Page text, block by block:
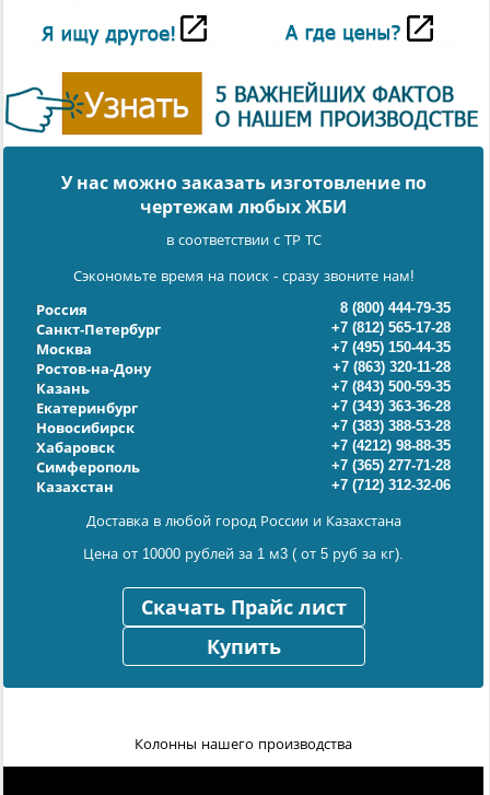
У нас можно заказать изготовление по
чертежам любых ЖБИ
в соответствии с ТР ТС
Сэкономьте время на поиск - сразу звоните нам!
Россия
8 (800) 444-79-35
Санкт-Петербург
+7 (812) 565-17-28
Москва
+7 (495) 150-44-35
Ростов-на-Дону
+7 (863) 320-11-28
Казань
+7 (843) 500-59-35
Екатеринбург
+7 (343) 363-36-28
Новосибирск
+7 (383) 388-53-28
Хабаровск
+7 (4212) 98-88-35
Симферополь
+7 (365) 277-71-28
Казахстан
+7 (712) 312-32-06
Доставка в любой город России и Казахстана
Цена от 10000 рублей за 1 м3 ( от 5 руб за кг).
Скачать Прайс лист
Купить
Колонны нашего производства